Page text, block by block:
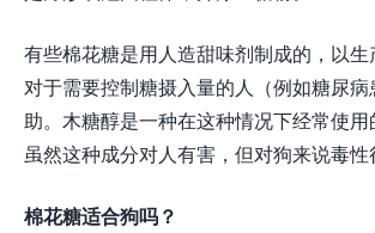
有些棉花糖是用人造甜味剂制成的，以
对于需要控制糖摄入量的人（例如糖尿
助。木糖醇是一种在这种情况下经常使用
虽然这种成分对人有害，但对狗来说毒性
棉花糖适合狗吗？